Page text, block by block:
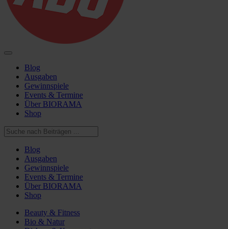
Blog
Ausgaben
Gewinnspiele
Events & Termine
Über BIORAMA
Shop
Blog
Ausgaben
Gewinnspiele
Events & Termine
Über BIORAMA
Shop
Beauty & Fitness
Bio & Natur